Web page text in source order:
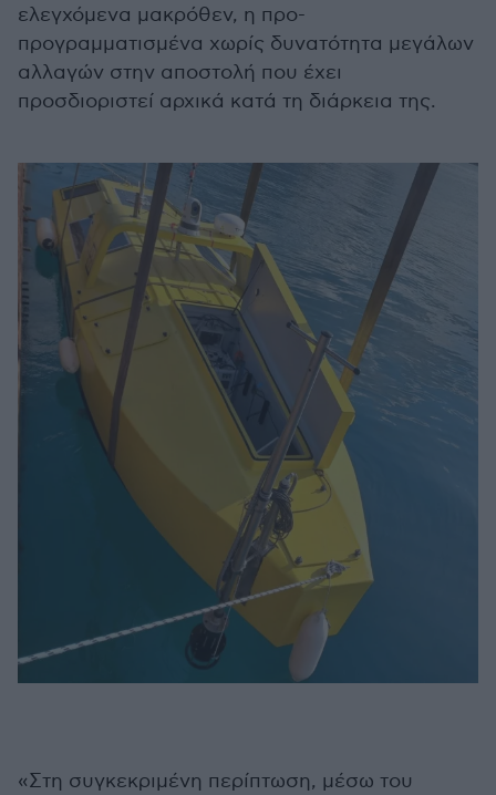
ελεγχόμενα μακρόθεν, η προ-
προγραμματισμένα χωρίς δυνατότητα μεγάλων
αλλαγών στην αποστολή που έχει
προσδιοριστεί αρχικά κατά τη διάρκεια της.
«Στη συγκεκριμένη περίπτωση, μέσω του